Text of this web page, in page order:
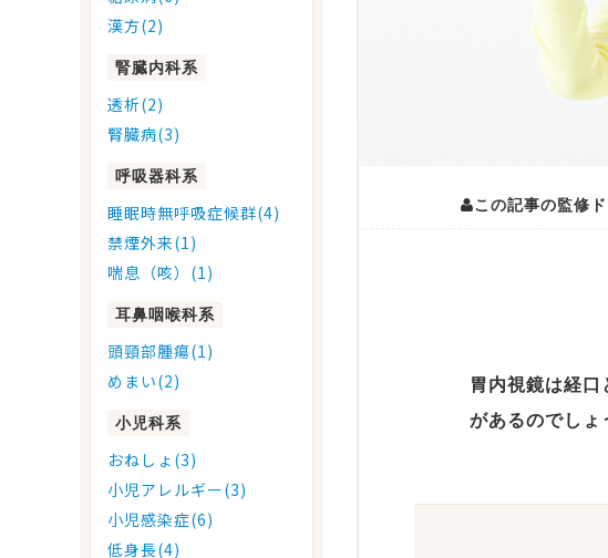
漢方(2)
腎臓内科系
透析(2)
腎臓病(3)
呼吸器科系
睡眠時無呼吸症候群(4)
禁煙外来(1)
喘息（咳）(1)
耳鼻咽喉科系
頭頸部腫瘍(1)
めまい(2)
小児科系
おねしょ(3)
小児アレルギー(3)
小児感染症(6)
低身長(4)
この記事の監修ド
胃内視鏡は経
があるのでしょ